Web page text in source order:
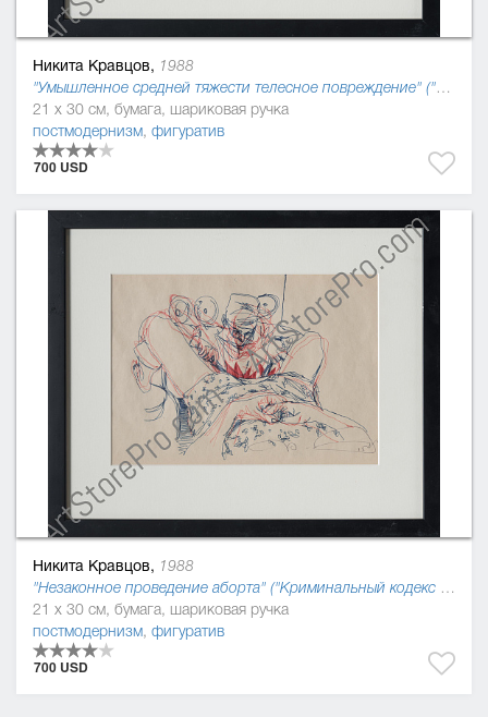
Никита Кравцов, 1988
"Умышленное средней тяжести телесное повреждение" ("Криминальный кодекс Украины 2016"), 2015
21 x 30 см, бумага, шариковая ручка
постмодернизм, фигуратив
700 USD
Никита Кравцов, 1988
"Незаконное проведение аборта" ("Криминальный кодекс Украины, 2016"), 2015
21 x 30 см, бумага, шариковая ручка
постмодернизм, фигуратив
700 USD